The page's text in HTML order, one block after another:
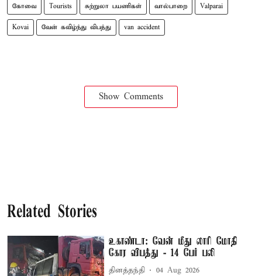
கோவை Tourists சுற்றுலா பயணிகள் வால்பாறை Valparai
Kovai வேன் கவிழ்ந்து விபத்து van accident
Show Comments
Related Stories
உகாண்டா: வேன் மீது லாரி மோதி
கோர விபத்து - 14 பேர் பலி
தினத்தந்தி 04 Aug 2026